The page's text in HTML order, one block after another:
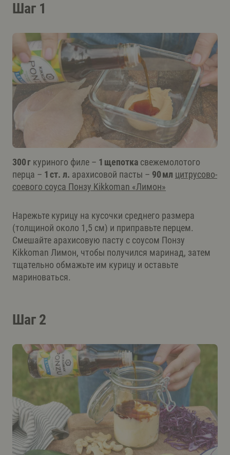
Шаг 1
300 г куриного филе – 1 щепотка свежемолотого
перца – 1 ст. л. арахисовой пасты – 90 мл цитрусово-
соевого соуса Понзу Kikkoman «Лимон»
Нарежьте курицу на кусочки среднего размера
(толщиной около 1,5 см) и приправьте перцем.
Смешайте арахисовую пасту с соусом Понзу
Kikkoman Лимон, чтобы получился маринад, затем
тщательно обмажьте им курицу и оставьте
мариноваться.
Шаг 2